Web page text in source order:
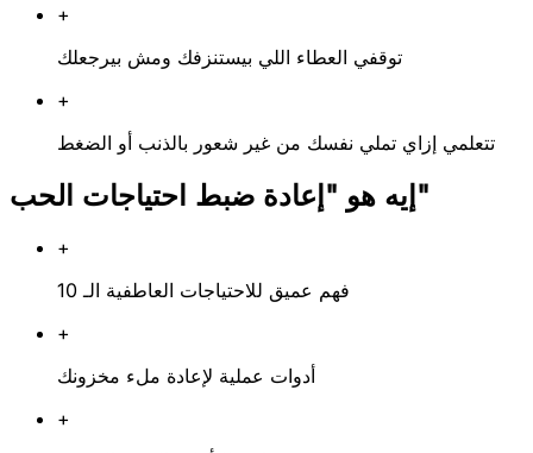
+
توقفي العطاء اللي بيستنزفك ومش بيرجعلك
+
تتعلمي إزاي تملي نفسك من غير شعور بالذنب أو الضغط
إيه هو "إعادة ضبط احتياجات الحب"
+
فهم عميق للاحتياجات العاطفية الـ 10
+
أدوات عملية لإعادة ملء مخزونك
+